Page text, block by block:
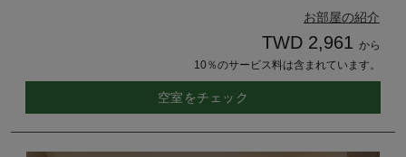
お部屋の紹介
TWD 2,961 から
10％のサービス料は含まれています。
空室をチェック